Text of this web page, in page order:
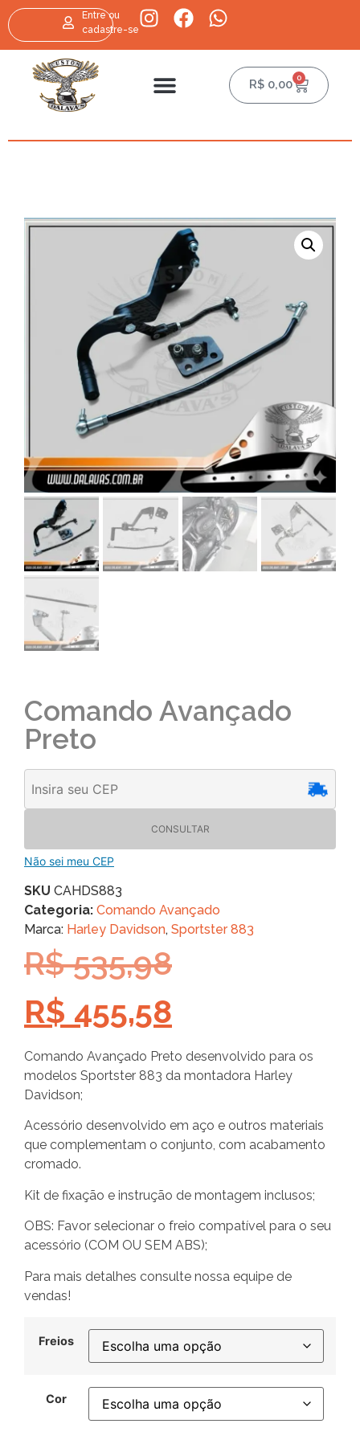
Entre ou
cadastre-se
R$ 0,00 0
Comando Avançado
Preto
CONSULTAR
Não sei meu CEP
SKU CAHDS883
Categoria: Comando Avançado
Marca: Harley Davidson, Sportster 883
R$535,98
R$ 455,58
Comando Avançado Preto desenvolvido para os
modelos Sportster 883 da montadora Harley
Davidson;
Acessório desenvolvido em aço e outros materiais
que complementam o conjunto, com acabamento
cromado.
Kit de fixação e instrução de montagem inclusos;
OBS: Favor selecionar o freio compatível para o seu
acessório (COM OU SEM ABS);
Para mais detalhes consulte nossa equipe de
vendas!
Freios
Cor